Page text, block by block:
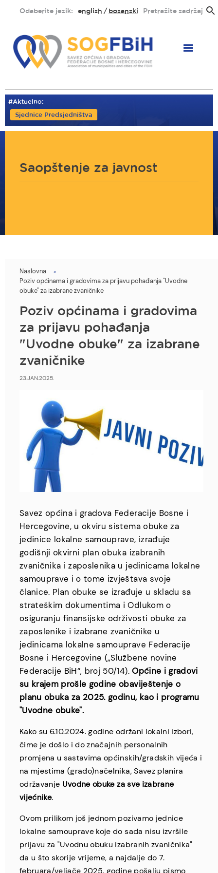
sadržaj
Odaberite jezik: english bosanski Pretražite sadržaj
#Aktuelno:
Sjednice Predsjedništva
Saopštenje za javnost
You
are
here
Naslovna
Poziv općinama i gradovima za prijavu pohađanja "Uvodne
obuke" za izabrane zvaničnike
Poziv općinama i gradovima
za prijavu pohađanja
"Uvodne obuke" za izabrane
zvaničnike
23.JAN.2025.
Savez općina i gradova Federacije Bosne i
Hercegovine, u okviru sistema obuke za
jedinice lokalne samouprave, izrađuje
godišnji okvirni plan obuka izabranih
zvaničnika i zaposlenika u jedinicama lokalne
samouprave i o tome izvještava svoje
članice. Plan obuke se izrađuje u skladu sa
strateškim dokumentima i Odlukom o
osiguranju finansijske održivosti obuke za
zaposlenike i izabrane zvaničnike u
jedinicama lokalne samouprave Federacije
Bosne i Hercegovine („Službene novine
Federacije BiH“, broj 50/14).Općine i gradovi
su krajem prošle godine obaviještenje o
planu obuka za 2025. godinu, kao i programu
"Uvodne obuke".
Kako su 6.10.2024. godine održani lokalni izbori,
čime je došlo i do značajnih personalnih
promjena u sastavima općinskih/gradskih vijeća i
na mjestima (grado)načelnika, Savez planira
održavanje Uvodne obuke za sve izabrane
vijećnike.
Ovom prilikom još jednom pozivamo jednice
lokalne samouprave koje do sada nisu izvršile
prijavu za "Uvodnu obuku izabranih zvaničnika"
da u što skorije vrijeme, a najdalje do 7.